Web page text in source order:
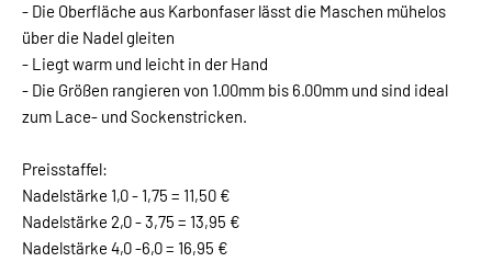
- Die Oberfläche aus Karbonfaser lässt die Maschen mühelos
über die Nadel gleiten
- Liegt warm und leicht in der Hand
- Die Größen rangieren von 1.00mm bis 6.00mm und sind ideal
zum Lace- und Sockenstricken.
Preisstaffel:
Nadelstärke 1,0 - 1,75 = 11,50 €
Nadelstärke 2,0 - 3,75 = 13,95 €
Nadelstärke 4,0 -6,0 = 16,95 €